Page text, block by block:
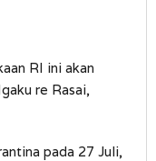
RI ini akan
re Rasai,
pada 27 Juli,